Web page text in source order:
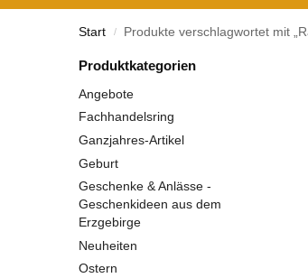
Start / Produkte verschlagwortet mit
Produktkategorien
Angebote
Fachhandelsring
Ganzjahres-Artikel
Geburt
Geschenke & Anlässe -
Geschenkideen aus dem
Erzgebirge
Neuheiten
Ostern